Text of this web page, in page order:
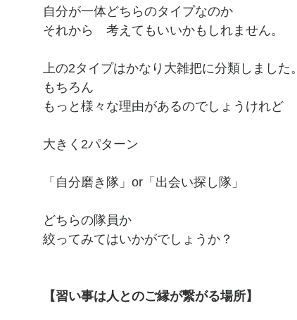
自分が一体どちらのタイプなのか
それから　考えてもいいかもしれません。
上の2タイプはかなり大雑把に分類しました。
もちろん
もっと様々な理由があるのでしょうけれど
大きく2パターン
「自分磨き隊」or「出会い探し隊」
どちらの隊員か
絞ってみてはいかがでしょうか？
【習い事は人とのご縁が繋がる場所】